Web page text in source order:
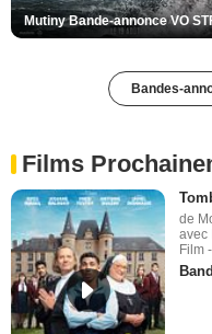
Mutiny Bande-annonce VO
Bandes-
Films
de
avec
Film